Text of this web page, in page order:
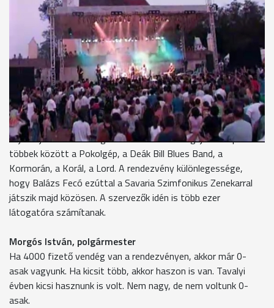
Kovács Ferenc, elnök - Sitkei Kápolnáért Kulturális és
Sport Egyesület
A stációs fülkék felújítása most zajlik. Itt is visszlesznek
bontva, kilesz vezetve a csapadékvíz, újralesznek építve a
fülkék és Petrás Mária képei, szobrai visszakerülnek.
Az idei rockfesztivál három napos lesz - hangzott el egy mai
sajtótájékoztatón. Augusztus utolsó hétvégéjén fellép
többek között a Pokolgép, a Deák Bill Blues Band, a
Kormorán, a Korál, a Lord. A rendezvény különlegessége,
hogy Balázs Fecó ezúttal a Savaria Szimfonikus Zenekarral
játszik majd közösen. A szervezők idén is több ezer
látogatóra számítanak.
Morgós István, polgármester
Ha 4000 fizető vendég van a rendezvényen, akkor már 0-
asak vagyunk. Ha kicsit több, akkor haszon is van. Tavalyi
évben kicsi hasznunk is volt. Nem nagy, de nem voltunk 0-
asak.